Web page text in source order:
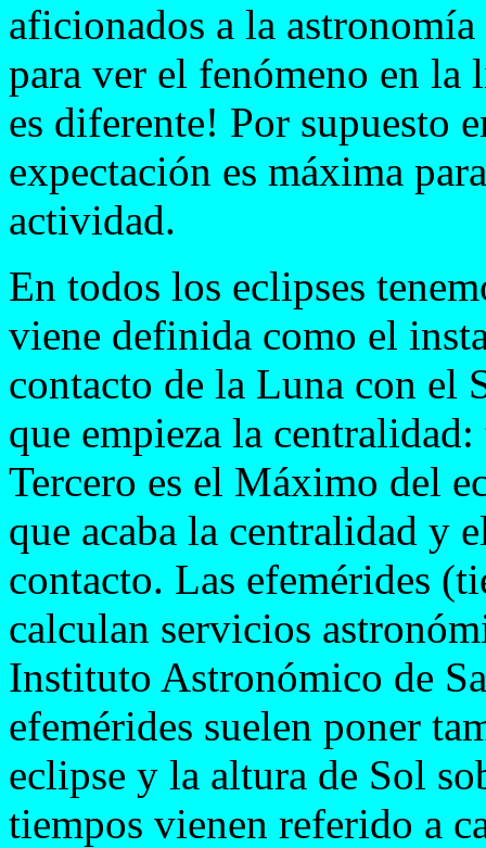
aficionados a la
para ver el fenómeno en la
es diferente! Por supuesto
expectación es máxima
actividad.
En todos los eclipses
viene definida como el
contacto de la Luna con el
que empieza la
Tercero es el Máximo del
que acaba la centralidad y
contacto. Las efemérides
calculan servicios
Instituto Astronómico de
efemérides suelen poner
eclipse y la altura de Sol
tiempos vienen referido a